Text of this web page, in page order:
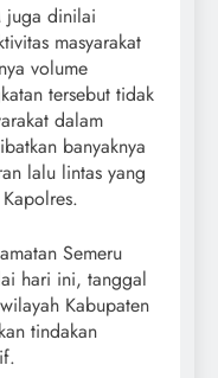
juga dinilai
masyarakat
volume
tersebut tidak
dalam
banyaknya
lalu lintas yang
Semeru
hari ini, tanggal
Kabupaten
tindakan